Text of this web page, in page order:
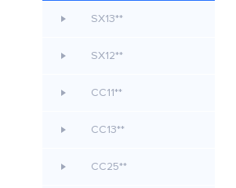
SX13**
SX12**
CC11**
CC13**
CC25**